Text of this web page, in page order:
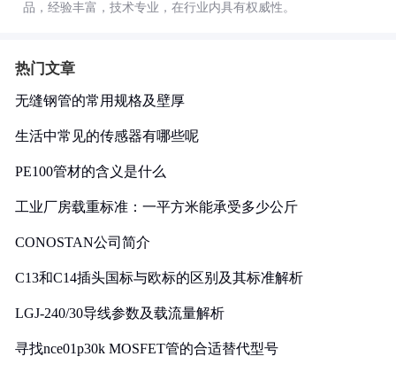
品，经验丰富，技术专业，在行业内具有权威性。
热门文章
无缝钢管的常用规格及壁厚
生活中常见的传感器有哪些呢
PE100管材的含义是什么
工业厂房载重标准：一平方米能承受多少公斤
CONOSTAN公司简介
C13和C14插头国标与欧标的区别及其标准解析
LGJ-240/30导线参数及载流量解析
寻找nce01p30k MOSFET管的合适替代型号